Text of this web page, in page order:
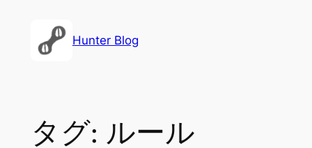
Hunter Blog
タグ: ルール